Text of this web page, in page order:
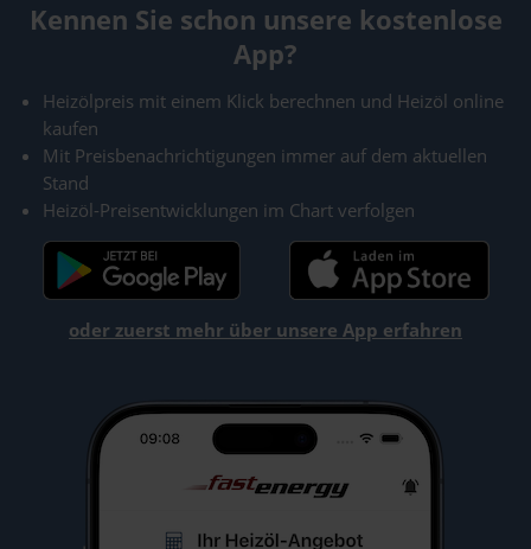
Kennen Sie schon unsere kostenlose
App?
Heizölpreis mit einem Klick berechnen und Heizöl online
kaufen
Mit Preisbenachrichtigungen immer auf dem aktuellen
Stand
Heizöl-Preisentwicklungen im Chart verfolgen
oder zuerst mehr über unsere App erfahren